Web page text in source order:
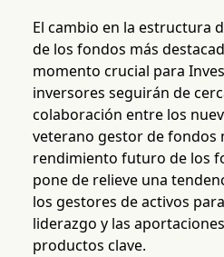
El cambio en la estructura
de los fondos más
momento crucial para
inversores seguirán de
colaboración entre los
veterano gestor de fondos
rendimiento futuro de los
pone de relieve una
los gestores de activos
liderazgo y las
productos clave.